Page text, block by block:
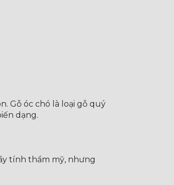
Gỗ óc chó là loại gỗ quý
dạng.
tính thẩm mỹ, nhưng